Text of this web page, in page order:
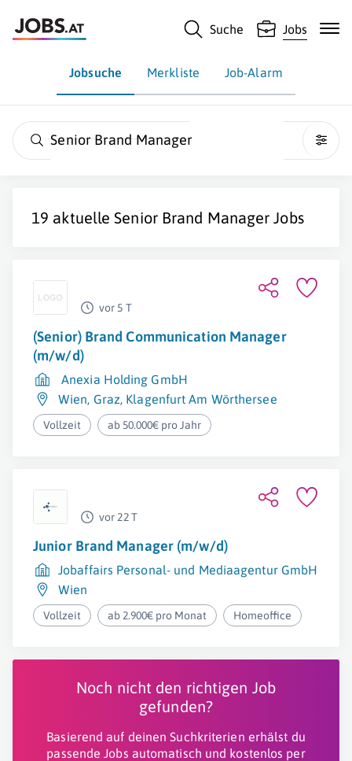
Suche Jobs
Jobsuche Merkliste Job-Alarm
Senior Brand Manager
19 aktuelleSenior Brand Manager Jobs
vor 5 T
(Senior) Brand Communication Manager
(m/w/d)
Anexia Holding GmbH
Wien, Graz, Klagenfurt Am Wörthersee
Vollzeit ab 50.000€ pro Jahr
vor 22 T
Junior Brand Manager (m/w/d)
Jobaffairs Personal- und Mediaagentur GmbH
Wien
Vollzeit ab 2.900€ pro Monat Homeoffice
Noch nicht den richtigen Job
gefunden?
Basierend auf deinen Suchkriterien erhälst du
passende Jobs automatisch und kostenlos per